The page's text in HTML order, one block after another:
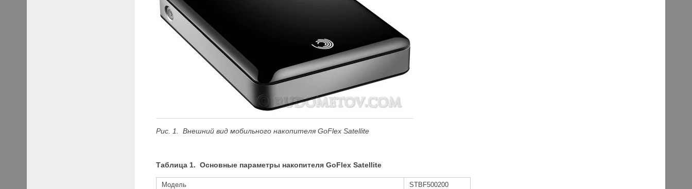
Рис. 1. Внешний вид мобильного накопителяGoFlex Satellite
Таблица 1. Основные параметры накопителяGoFlex Satellite
Модель STBF500200